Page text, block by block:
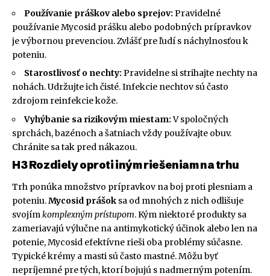
Používanie práškov alebo sprejov: Pravidelné
používanie Mycosid prášku alebo podobných prípravkov
je výbornou prevenciou. Zvlášť pre ľudí s náchylnosťou k
poteniu.
Starostlivosť o nechty: Pravidelne si strihajte nechty na
nohách. Udržujte ich čisté. Infekcie nechtov sú často
zdrojom reinfekcie kože.
Vyhýbanie sa rizikovým miestam:V spoločných
sprchách, bazénoch a šatniach vždy používajte obuv.
Chránite sa tak pred nákazou.
H3 Rozdiely oproti iným riešeniam na trhu
Trh ponúka množstvo prípravkov na boj proti plesniam a
poteniu.Mycosid prášok sa od mnohých z nich odlišuje
svojímkomplexným prístupom. Kým niektoré produkty sa
zameriavajú výlučne na antimykotický účinok alebo len na
potenie, Mycosid efektívne rieši oba problémy súčasne.
Typické krémy a masti sú často mastné. Môžu byť
nepríjemné pre tých, ktorí bojujú s nadmerným potením.